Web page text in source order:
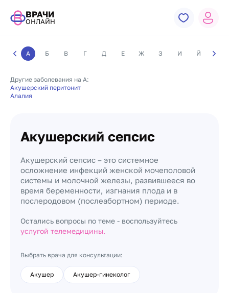
ВРАЧИ
ОНЛАЙН
А Б В Г Д Е Ж З И Й К
Другие заболевания на А:
Акушерский перитонит
Алалия
Акушерский сепсис
Акушерский сепсис – это системное
осложнение инфекций женской мочеполовой
системы и молочной железы, развившееся во
время беременности, изгнания плода и в
послеродовом (послеабортном) периоде.
Остались вопросы по теме - воспользуйтесь
услугой телемедицины.
Выбрать врача для консультации:
Акушер Акушер-гинеколог